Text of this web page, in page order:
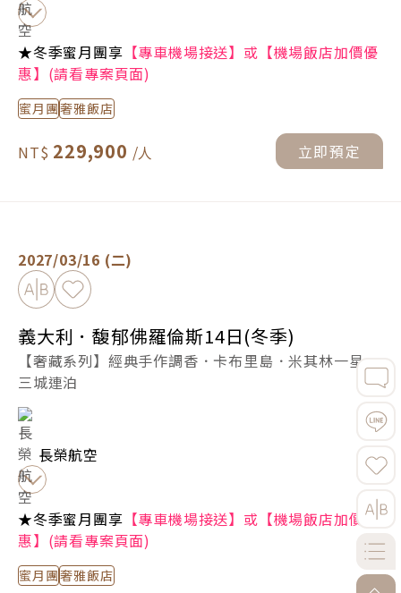
★冬季蜜月團享 【專車機場接送】或【機場飯店加價優
惠】(請看專案頁面)
蜜月團奢雅飯店
229,900 立即預定
2027/03/16 (二)
加入比較加入最愛
義大利．馥郁佛羅倫斯14日(冬季)
【奢藏系列】經典手作調香．卡布里島．米其林一星．
三城連泊
長榮航空
★冬季蜜月團享 【專車機場接送】或【機場飯店加價優
惠】(請看專案頁面)
蜜月團奢雅飯店
go-